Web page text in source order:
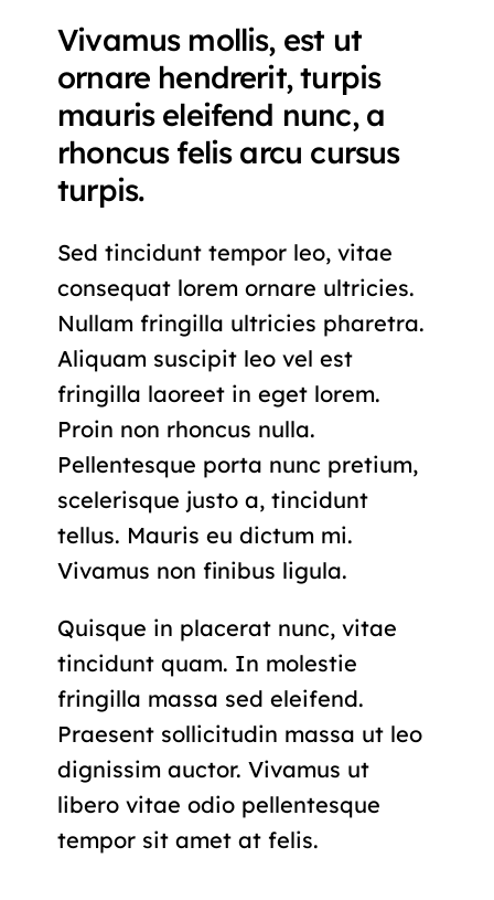
Vivamus mollis, est ut
ornare hendrerit, turpis
mauris eleifend nunc, a
rhoncus felis arcu cursus
turpis.
Sed tincidunt tempor leo, vitae
consequat lorem ornare ultricies.
Nullam fringilla ultricies pharetra.
Aliquam suscipit leo vel est
fringilla laoreet in eget lorem.
Proin non rhoncus nulla.
Pellentesque porta nunc pretium,
scelerisque justo a, tincidunt
tellus. Mauris eu dictum mi.
Vivamus non finibus ligula.
Quisque in placerat nunc, vitae
tincidunt quam. In molestie
fringilla massa sed eleifend.
Praesent sollicitudin massa ut leo
dignissim auctor. Vivamus ut
libero vitae odio pellentesque
tempor sit amet at felis.